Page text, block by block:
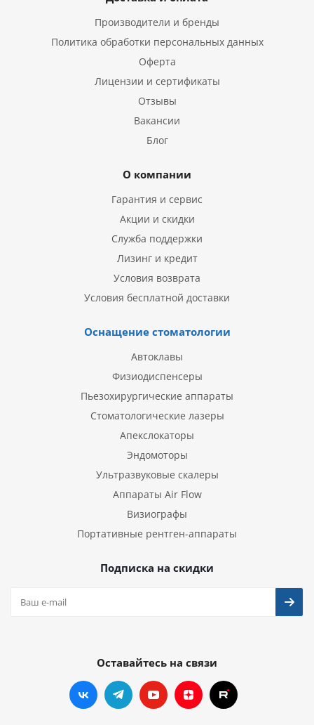
Производители и бренды
Политика обработки персональных данных
Оферта
Лицензии и сертификаты
Отзывы
Вакансии
Блог
О компании
Гарантия и сервис
Акции и скидки
Служба поддержки
Лизинг и кредит
Условия возврата
Условия бесплатной доставки
Оснащение стоматологии
Автоклавы
Физиодиспенсеры
Пьезохирургические аппараты
Стоматологические лазеры
Апекслокаторы
Эндомоторы
Ультразвуковые скалеры
Аппараты Air Flow
Визиографы
Портативные рентген-аппараты
Подписка на скидки
Оставайтесь на связи